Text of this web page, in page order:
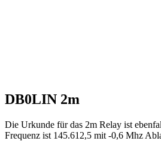
DB0LIN 2m
Die Urkunde für das 2m Relay ist
Frequenz ist 145.612,5 mit -0,6 Mhz